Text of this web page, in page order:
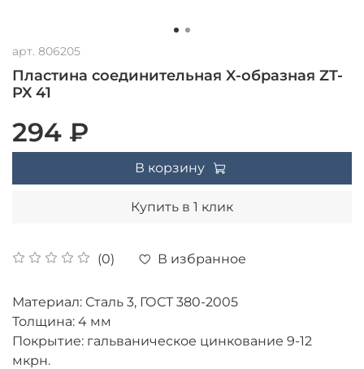
арт. 806205
Пластина соединительная X-образная ZT-
PX 41
(0) В избранное
294 ₽
В корзину
Купить в 1 клик
Материал: Сталь 3, ГОСТ 380-2005
Толщина: 4 мм
Покрытие: гальваническое цинкование 9-12
мкрн.